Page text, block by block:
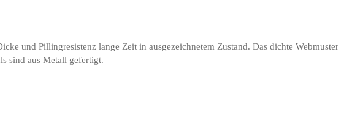
und Pillingresistenz lange Zeit in ausgezeichnetem Zustand. Das dichte Webmuster
sind aus Metall gefertigt.